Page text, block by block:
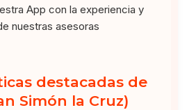
App con la experiencia y
nuestras asesoras
destacadas de
Simón la Cruz)